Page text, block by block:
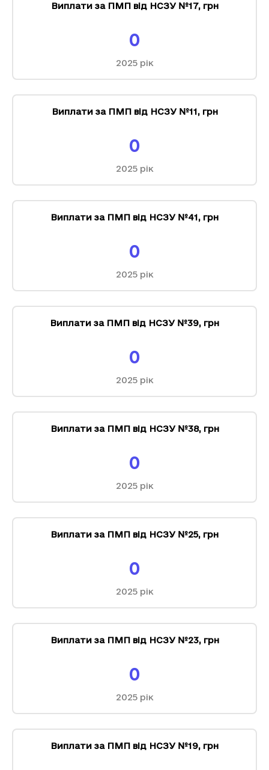
Виплати за ПМП від НСЗУ №17, грн
0
2025рік
Виплати за ПМП від НСЗУ №11, грн
0
2025рік
Виплати за ПМП від НСЗУ №41, грн
0
2025рік
Виплати за ПМП від НСЗУ №39, грн
0
2025рік
Виплати за ПМП від НСЗУ №38, грн
0
2025рік
Виплати за ПМП від НСЗУ №25, грн
0
2025рік
Виплати за ПМП від НСЗУ №23, грн
0
2025рік
Виплати за ПМП від НСЗУ №19, грн